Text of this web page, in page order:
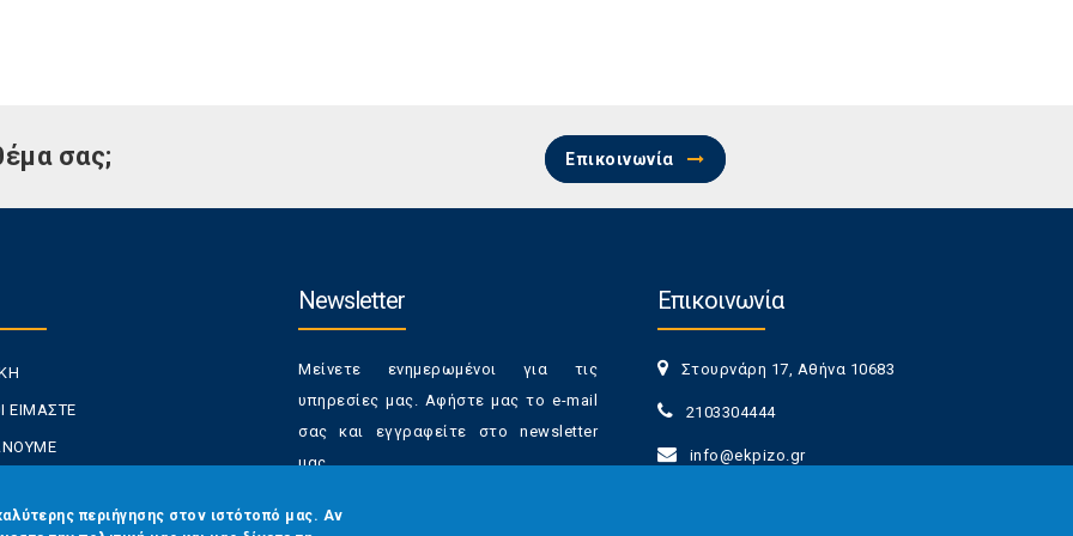
σας; Επικοινωνία
ΕΙΜΑΣΤΕ
ΜΑΣ
Newsletter
Μείνετε ενημερωμένοι για τις
υπηρεσίες μας. Αφήστε μας το e-mail
σας και εγγραφείτε στο newsletter
μας.
Έχετε τη δυνατότητα απεγγραφής
Επικοινωνία
Στουρνάρη 17, Αθήνα 10683
2103304444
info@ekpizo.gr
περιήγησης στον ιστότοπό μας. Αν